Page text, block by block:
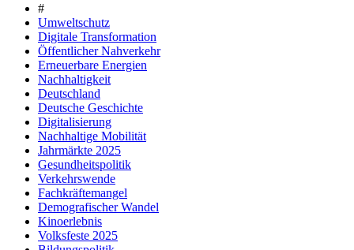
#
Umweltschutz
Digitale Transformation
Öffentlicher Nahverkehr
Erneuerbare Energien
Nachhaltigkeit
Deutschland
Deutsche Geschichte
Digitalisierung
Nachhaltige Mobilität
Jahrmärkte 2025
Gesundheitspolitik
Verkehrswende
Fachkräftemangel
Demografischer Wandel
Kinoerlebnis
Volksfeste 2025